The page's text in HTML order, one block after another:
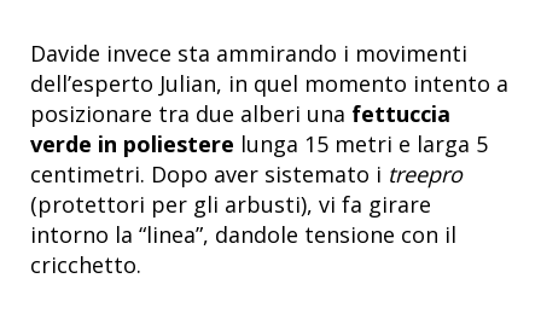
Davide invece sta ammirando i movimenti
dell’esperto Julian, in quel momento intento a
posizionare tra due alberi una fettuccia
verde in poliestere lunga 15 metri e larga 5
centimetri. Dopo aver sistemato i treepro
(protettori per gli arbusti), vi fa girare
intorno la “linea”, dandole tensione con il
cricchetto.